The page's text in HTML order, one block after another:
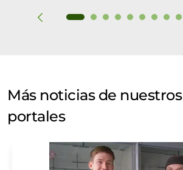
Más noticias de
portales